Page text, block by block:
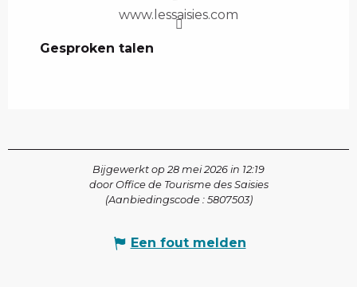
www.lessaisies.com
Gesproken talen
Gesproken talen
Bijgewerkt op 28 mei 2026 in 12:19
door Office de Tourisme des Saisies
(Aanbiedingscode : 5807503)
Een fout melden